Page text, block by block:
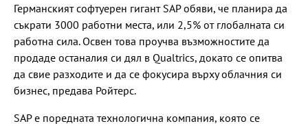
Германският софтуерен гигант SAP обяви, че планира да
съкрати 3000 работни места, или 2,5% от глобалната си
работна сила. Освен това проучва възможностите да
продаде останалия си дял в Qualtrics, докато се опитва
да свие разходите и да се фокусира върху облачния си
бизнес, предава Ройтерс.
SAP е поредната технологична компания, която се